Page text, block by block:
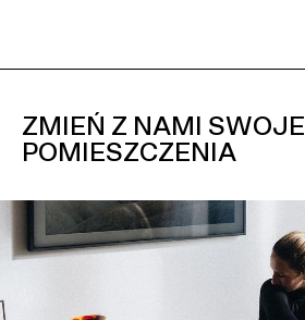
ZMIEŃ Z NAMI SWOJE
POMIESZCZENIA